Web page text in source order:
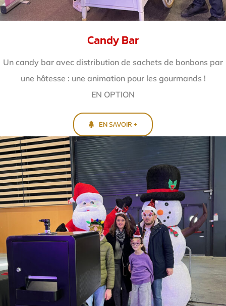
Candy Bar
Un candy bar avec distribution de sachets de bonbons par
une hôtesse : une animation pour les gourmands !
EN OPTION
EN SAVOIR +